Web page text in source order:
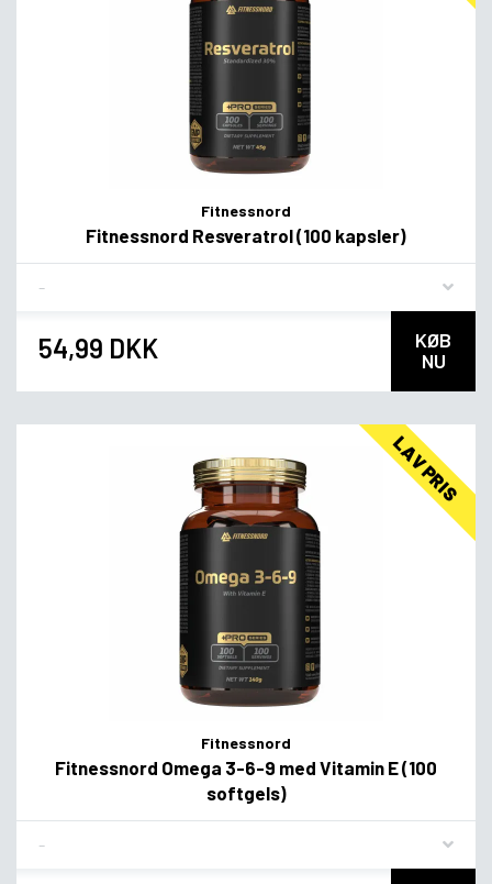
Fitnessnord
Fitnessnord Resveratrol (100 kapsler)
54,99 DKK
KØB
NU
LAV PRIS
Fitnessnord
Fitnessnord Omega 3-6-9 med Vitamin E (100
softgels)